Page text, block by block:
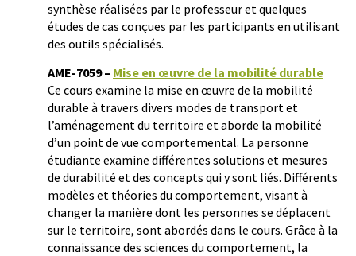
synthèse réalisées par le professeur et quelques
études de cas conçues par les participants en utilisant
des outils spécialisés.
AME-7059 – Mise en œuvre de la mobilité durable
Ce cours examine la mise en œuvre de la mobilité
durable à travers divers modes de transport et
l’aménagement du territoire et aborde la mobilité
d’un point de vue comportemental. La personne
étudiante examine différentes solutions et mesures
de durabilité et des concepts qui y sont liés. Différents
modèles et théories du comportement, visant à
changer la manière dont les personnes se déplacent
sur le territoire, sont abordés dans le cours. Grâce à la
connaissance des sciences du comportement, la